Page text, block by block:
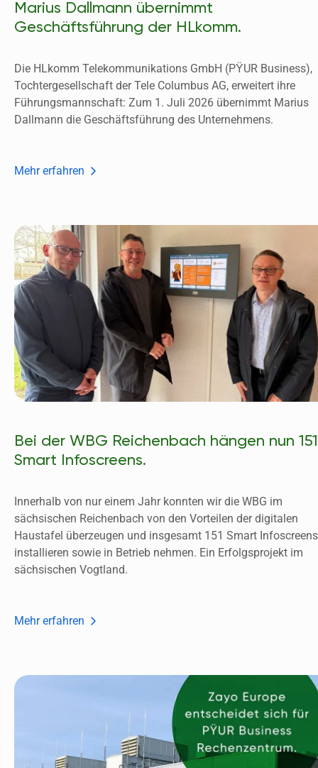
Marius Dallmann übernimmt
Geschäftsführung der HLkomm.
Die HLkomm Telekommunikations GmbH (PŸUR Business),
Tochtergesellschaft der Tele Columbus AG, erweitert ihre
Führungsmannschaft: Zum 1. Juli 2026 übernimmt Marius
Dallmann die Geschäftsführung des Unternehmens.
Mehr erfahren
Bei der WBG Reichenbach hängen nun 151
Smart Infoscreens.
Innerhalb von nur einem Jahr konnten wir die WBG im
sächsischen Reichenbach von den Vorteilen der digitalen
Haustafel überzeugen und insgesamt 151 Smart Infoscreens
installieren sowie in Betrieb nehmen. Ein Erfolgsprojekt im
sächsischen Vogtland.
Mehr erfahren